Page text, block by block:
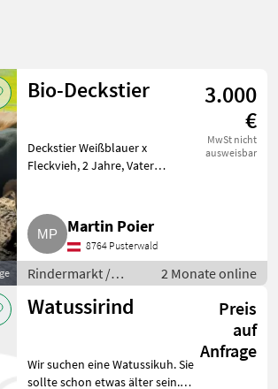
Land 2 Filter
Ergebnisse
anzeigen
Bio-Deckstier
3.000
€
MwSt nicht
ausweisbar
Deckstier Weißblauer x
Fleckvieh, 2 Jahre, Vater
Martin Poier
8764 Pusterwald
Rindermarkt /
Weiß-blaue Belgier
2 Monate online
Watussirind
Preis
auf
Anfrage
Wir suchen eine Watussikuh. Sie
sollte schon etwas älter sein.